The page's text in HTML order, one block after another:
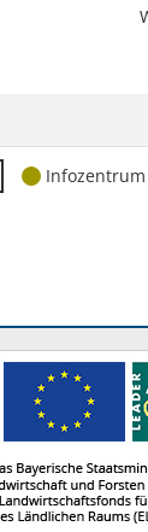
Infozentrum